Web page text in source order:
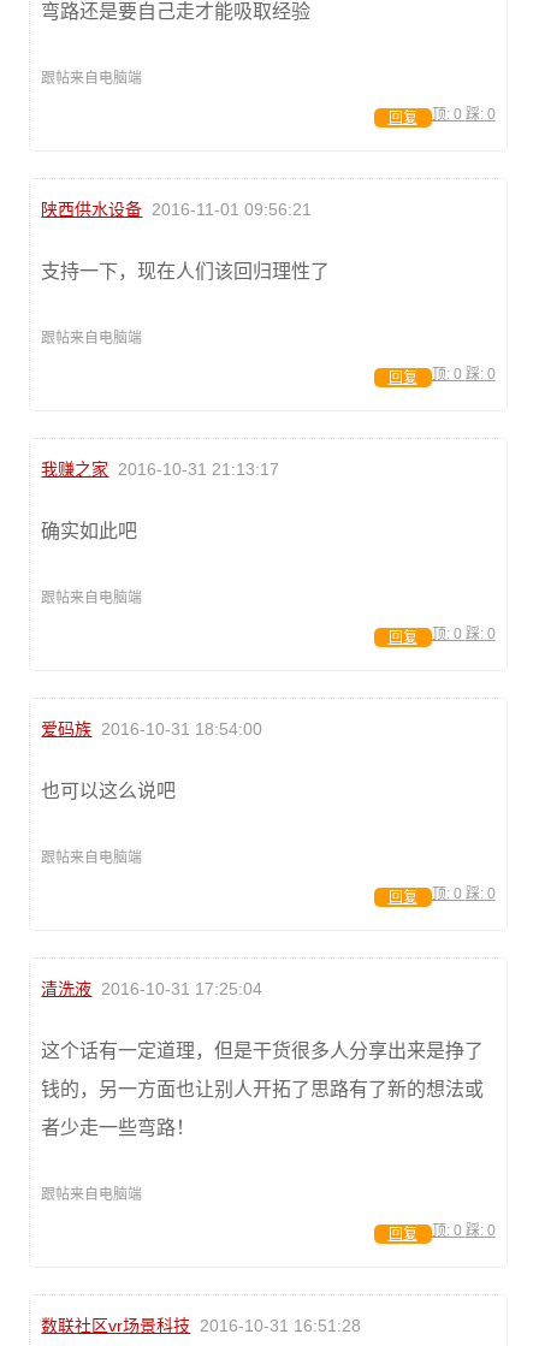
弯路还是要自己走才能吸取经验
跟帖来自电脑端
顶: 0 踩: 0
回复
陕西供水设备 2016-11-01 09:56:21
支持一下，现在人们该回归理性了
跟帖来自电脑端
顶: 0 踩: 0
回复
我赚之家 2016-10-31 21:13:17
确实如此吧
跟帖来自电脑端
顶: 0 踩: 0
回复
爱码族 2016-10-31 18:54:00
也可以这么说吧
跟帖来自电脑端
顶: 0 踩: 0
回复
清洗液 2016-10-31 17:25:04
这个话有一定道理，但是干货很多人分享出来是挣了
钱的，另一方面也让别人开拓了思路有了新的想法或
者少走一些弯路！
跟帖来自电脑端
顶: 0 踩: 0
回复
数联社区vr场景科技 2016-10-31 16:51:28